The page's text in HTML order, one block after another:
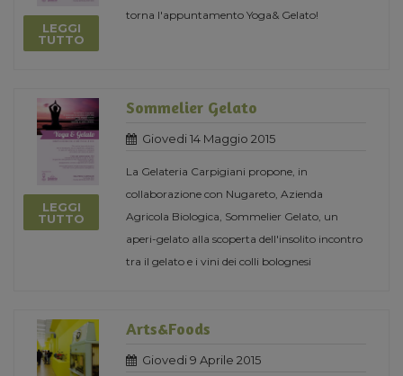
LEGGI
TUTTO
torna l'appuntamento Yoga& Gelato!
LEGGI
TUTTO
Sommelier Gelato
Giovedi 14 Maggio 2015
La Gelateria Carpigiani propone, in
collaborazione con Nugareto, Azienda
Agricola Biologica, Sommelier Gelato, un
aperi-gelato alla scoperta dell'insolito incontro
tra il gelato e i vini dei colli bolognesi
Arts&Foods
Giovedi 9 Aprile 2015